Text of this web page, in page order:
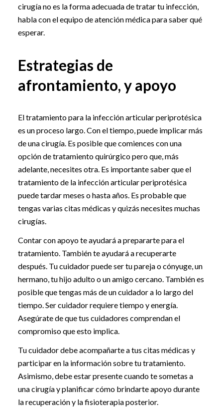
cirugía no es la forma adecuada de tratar tu infección,
habla con el equipo de atención médica para saber qué
esperar.
Estrategias de
afrontamiento, y apoyo
El tratamiento para la infección articular periprotésica
es un proceso largo. Con el tiempo, puede implicar más
de una cirugía. Es posible que comiences con una
opción de tratamiento quirúrgico pero que, más
adelante, necesites otra. Es importante saber que el
tratamiento de la infección articular periprotésica
puede tardar meses o hasta años. Es probable que
tengas varias citas médicas y quizás necesites muchas
cirugías.
Contar con apoyo te ayudará a prepararte para el
tratamiento. También te ayudará a recuperarte
después. Tu cuidador puede ser tu pareja o cónyuge, un
hermano, tu hijo adulto o un amigo cercano. También es
posible que tengas más de un cuidador a lo largo del
tiempo. Ser cuidador requiere tiempo y energía.
Asegúrate de que tus cuidadores comprendan el
compromiso que esto implica.
Tu cuidador debe acompañarte a tus citas médicas y
participar en la información sobre tu tratamiento.
Asimismo, debe estar presente cuando te sometas a
una cirugía y planificar cómo brindarte apoyo durante
la recuperación y la fisioterapia posterior.